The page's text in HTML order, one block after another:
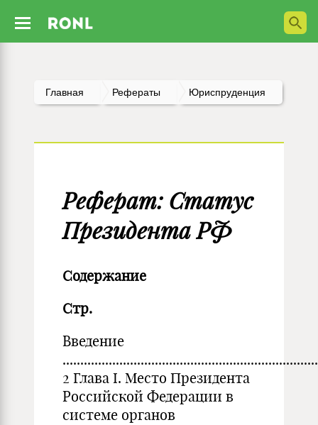
Главная Рефераты Юриспруденция
Реферат: Статус
Президента РФ
Содержание
Стр.
Введение
2 Глава I. Место Президента
Российской Федерации в
системе органов